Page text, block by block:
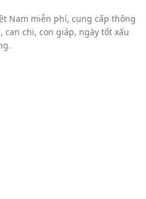
Nam miễn phí, cung cấp thông
can chi, con giáp, ngày tốt xấu